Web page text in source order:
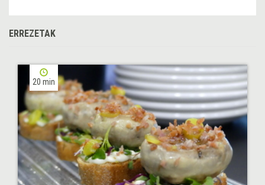
ERREZETAK
20 min